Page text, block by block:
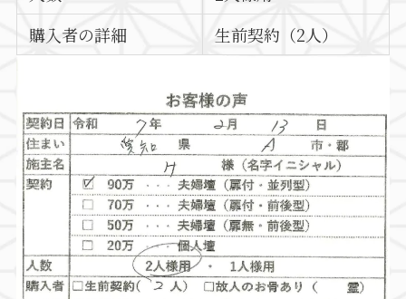
購入者の詳細
生前契約（2人）